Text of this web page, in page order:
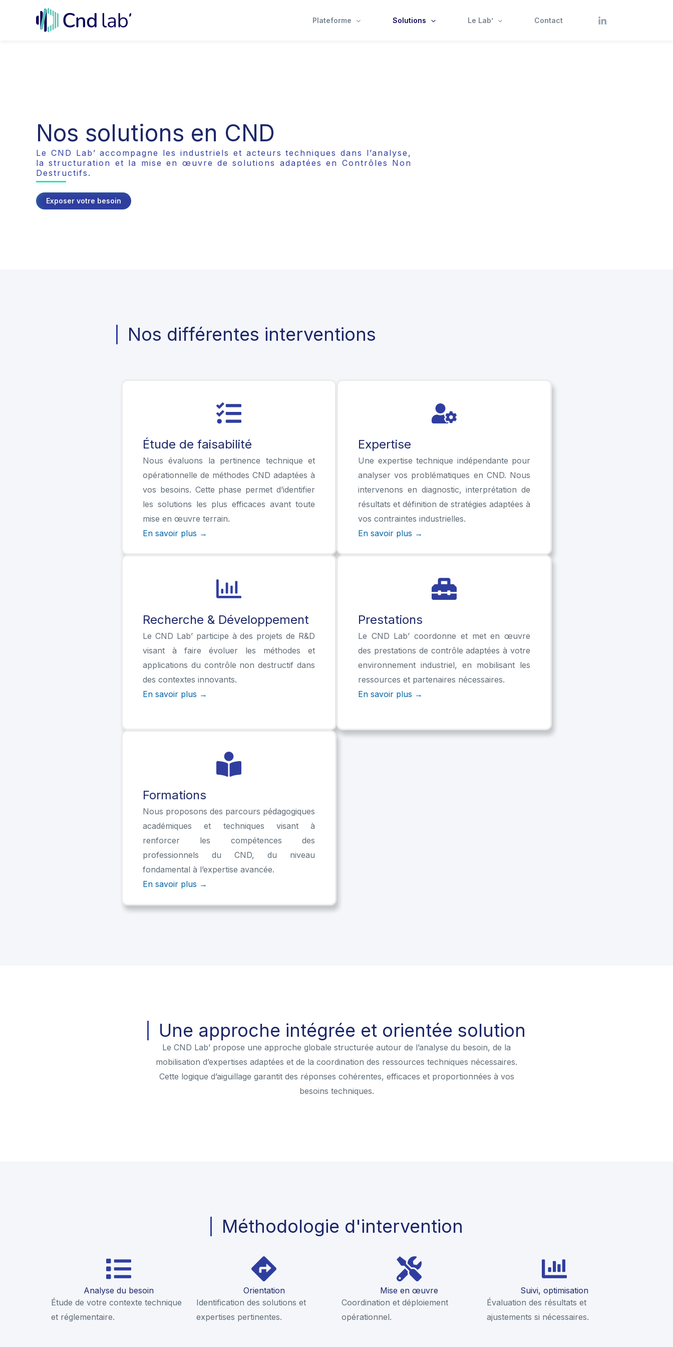
Plateforme Solutions Le Lab’ Contact
Nos solutions en CND
Le CND Lab’ accompagne les industriels et acteurs techniques dans l’analyse,
la structuration et la mise en œuvre de solutions adaptées en Contrôles Non
Destructifs.
Exposer votre besoin
Nos différentes interventions
Étude de faisabilité
Nous évaluons la pertinence technique et
opérationnelle de méthodes CND adaptées à
vos besoins. Cette phase permet d’identifier
les solutions les plus efficaces avant toute
mise en œuvre terrain.
En savoir plus →
Expertise
Une expertise technique indépendante pour
analyser vos problématiques en CND. Nous
intervenons en diagnostic, interprétation de
résultats et définition de stratégies adaptées à
vos contraintes industrielles.
En savoir plus →
Recherche & Développement
Le CND Lab’ participe à des projets de R&D
visant à faire évoluer les méthodes et
applications du contrôle non destructif dans
des contextes innovants.
En savoir plus →
Prestations
Le CND Lab’ coordonne et met en œuvre
des prestations de contrôle adaptées à votre
environnement industriel, en mobilisant les
ressources et partenaires nécessaires.
En savoir plus →
Formations
Nous proposons des parcours pédagogiques
académiques et techniques visant à
renforcer les compétences des
professionnels du CND, du niveau
fondamental à l’expertise avancée.
En savoir plus →
Une approche intégrée et orientée solution
Le CND Lab’ propose une approche globale structurée autour de l’analyse du besoin, de la
mobilisation d’expertises adaptées et de la coordination des ressources techniques nécessaires.
Cette logique d’aiguillage garantit des réponses cohérentes, efficaces et proportionnées à vos
besoins techniques.
Méthodologie d'intervention
Analyse du besoin
Étude de votre contexte technique
et réglementaire.
Orientation
Identification des solutions et
expertises pertinentes.
Mise en œuvre
Coordination et déploiement
opérationnel.
Suivi, optimisation
Évaluation des résultats et
ajustements si nécessaires.